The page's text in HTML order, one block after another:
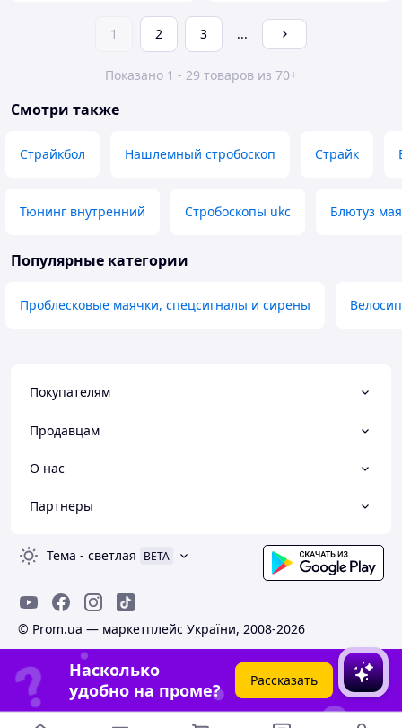
1 2 3 ...
Показано 1 - 29 товаров из 70+
Смотри также
Страйкбол Нашлемный стробоскоп Страйк
Тюнинг внутренний Стробоскопы ukc Блютуз
Популярные категории
Проблесковые маячки, спецсигналы и сирены
Покупателям
Продавцам
О нас
Партнеры
Тема - светлая BETA
© Prom.ua — маркетплейс України, 2008-2026
Насколько
удобно на проме?
Рассказать